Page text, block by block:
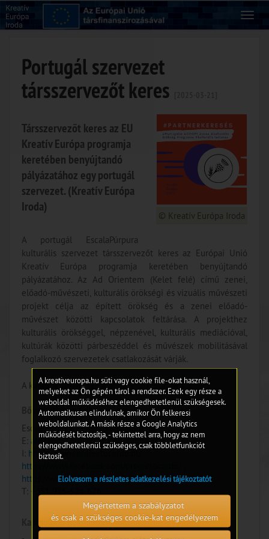
Portugál szervezet
társszervezőt keres
© Kreatív Európa Iroda
Társszervezőt keres az EU
Kreatív Európa programja
keretében benyújtandó
pályázatához egy portugál
szervezet. (Kreatív Európa
Iroda)
A portugál EscalaPúrpura
kulturális szervezet társszervezőt keres az Európai Unió
Kreatív Európa programja keretében benyújtandó
pályázatához. Az Ad Orientem (Kelet felé) című zenei,
előadó-művészeti, kulturális örökségi és vizuális művészeti
projekt célja az épített örökség és a zenei előadó-
művészet közötti kapcsolatok feltárása. A projekthez
kulturális örökséggel, népzenével, kulturális mediációval,
kultúrák közötti párbeszéddel és művészek mobilitásával
foglalkozó szervezetek csatlakozását várják.
A kapcsolatfelvétel határideje: 2025. április 1.
Bővebb információ:
EscalaPúrpura ; - Alexandra Barbosa
E: alexandra.projectocardo@gmail.com
I: https://www.projectocardo.pt/
https://www.facebook.com/projectocardo/
https://www.instagram.com/projecto_cardo/
T: +351 915-524-626
Kapcsolódó dokumentumok:
A kreativeuropa.hu süti vagy cookie file-okat használ,
melyeket az Ön gépén tárol a rendszer. Ezek egy része a
weboldal működéséhez elengedhetetlenül szükségesek.
Automatikusan elindulnak, amikor Ön felkeresi
weboldalunkat. A másik része a Google Analytics
működését biztosítja, - tekintettel arra, hogy az nem
elengedhetetlenül szükséges, csak többletfunkciót
biztosít.
Elolvasom a részletes adatkezelési tájékoztatót
Megértettem a szabályzatot
és csak a szükséges cookie-kat engedélyezem